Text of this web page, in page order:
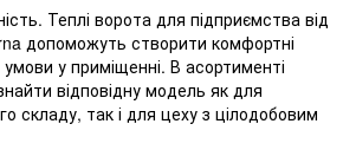
Теплі ворота для підприємства від
допоможуть створити комфортні
умови у приміщенні. В асортименті
відповідну модель як для
складу, так і для цеху з цілодобовим